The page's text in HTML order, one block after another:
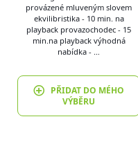
provázené mluveným slovem
ekvilibristika - 10 min. na
playback provazochodec - 15
min.na playback výhodná
nabídka - …
PŘIDAT DO MÉHO
VÝBĚRU